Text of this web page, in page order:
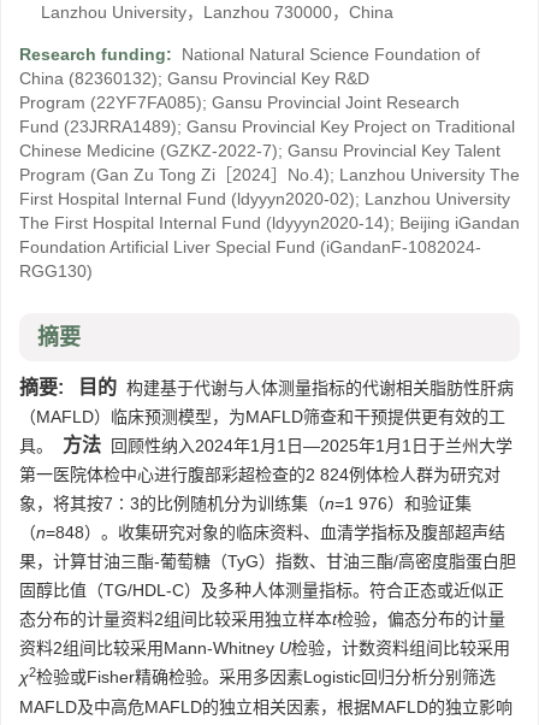
Lanzhou University，Lanzhou 730000，China
Research funding:
National Natural Science Foundation of
China (82360132); Gansu Provincial Key R&D
Program (22YF7FA085); Gansu Provincial Joint Research
Fund (23JRRA1489); Gansu Provincial Key Project on Traditional
Chinese Medicine (GZKZ-2022-7); Gansu Provincial Key Talent
Program (Gan Zu Tong Zi［2024］No.4); Lanzhou University The
First Hospital Internal Fund (ldyyyn2020-02); Lanzhou University
The First Hospital Internal Fund (ldyyyn2020-14); Beijing iGandan
Foundation Artificial Liver Special Fund (iGandanF-1082024-
RGG130)
摘要
摘要: 目的 构建基于代谢与人体测量指标的代谢相关脂肪性肝病
（MAFLD）临床预测模型，为MAFLD筛查和干预提供更有效的工
具。
方法 回顾性纳入2024年1月1日—2025年1月1日于兰州大学
第一医院体检中心进行腹部彩超检查的2 824例体检人群为研究对
象，将其按7∶3的比例随机分为训练集（n=1 976）和验证集
（n=848）。收集研究对象的临床资料、血清学指标及腹部超声结
果，计算甘油三酯-葡萄糖（TyG）指数、甘油三酯/高密度脂蛋白胆
固醇比值（TG/HDL-C）及多种人体测量指标。符合正态或近似正
态分布的计量资料2组间比较采用独立样本t检验，偏态分布的计量
资料2组间比较采用Mann-Whitney U检验，计数资料组间比较采用
χ2检验或Fisher精确检验。采用多因素Logistic回归分析分别筛选
MAFLD及中高危MAFLD的独立相关因素，根据MAFLD的独立影响